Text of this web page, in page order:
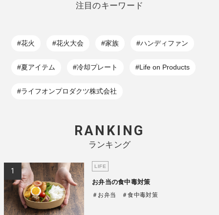
注目のキーワード
#花火 #花火大会 #家族 #ハンディファン
#夏アイテム #冷却プレート #Life on Products
#ライフオンプロダクツ株式会社
RANKING
ランキング
LIFE
お弁当の食中毒対策
＃お弁当 ＃食中毒対策